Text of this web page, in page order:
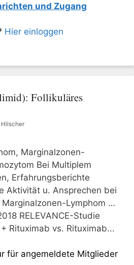
und Zugang
Hier einloggen
Follikuläres
Marginalzonen-
Bei Multiplem
Erfahrungsberichte
Aktivität u. Ansprechen bei
Lymphom …
RELEVANCE-Studie
Rituximab vs. Rituximab...
für angemeldete Mitglieder